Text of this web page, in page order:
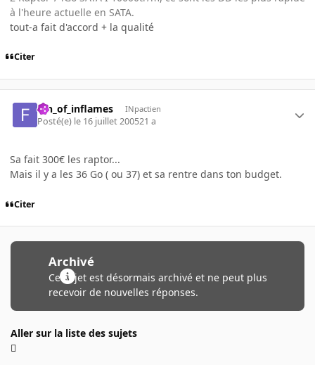
à l'heure actuelle en SATA.
tout-a fait d'accord + la qualité
Citer
fan_of_inflames INpactien
Posté(e) le 16 juillet 200521 a
Sa fait 300€ les raptor...
Mais il y a les 36 Go ( ou 37) et sa rentre dans ton budget.
Citer
Archivé
Ce sujet est désormais archivé et ne peut plus
recevoir de nouvelles réponses.
Aller sur la liste des sujets